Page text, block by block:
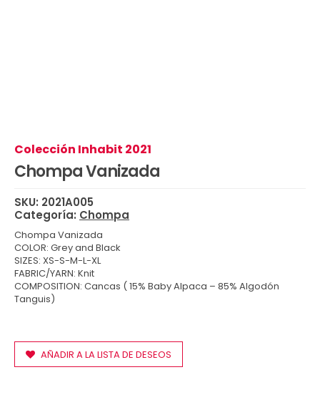
Colección Inhabit 2021
Chompa Vanizada
SKU: 2021A005
Categoría: Chompa
Chompa Vanizada
COLOR: Grey and Black
SIZES: XS-S-M-L-XL
FABRIC/YARN: Knit
COMPOSITION: Cancas ( 15% Baby Alpaca – 85% Algodón
Tanguis)
AÑADIR A LA LISTA DE DESEOS